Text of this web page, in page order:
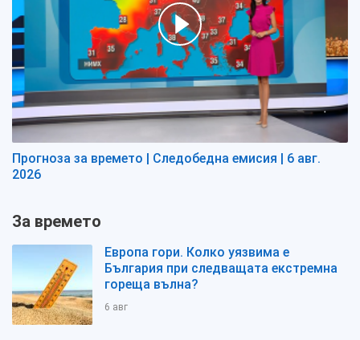
Прогноза за времето | Следобедна емисия | 6 авг.
2026
За времето
Европа гори. Колко уязвима е
България при следващата екстремна
гореща вълна?
6 авг